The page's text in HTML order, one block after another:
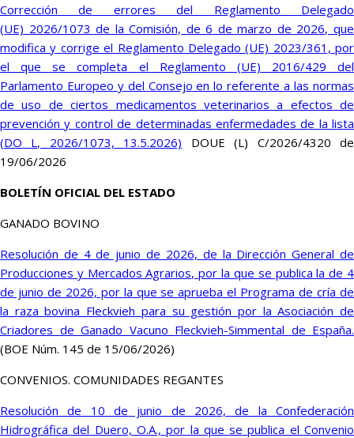
Corrección de errores del Reglamento Delegado
(UE) 2026/1073 de la Comisión, de 6 de marzo de 2026, que
modifica y corrige el Reglamento Delegado (UE) 2023/361, por
el que se completa el Reglamento (UE) 2016/429 del
Parlamento Europeo y del Consejo en lo referente a las normas
de uso de ciertos medicamentos veterinarios a efectos de
prevención y control de determinadas enfermedades de la lista
(DO L, 2026/1073, 13.5.2026) DOUE (L) C/2026/4320 de
19/06/2026
BOLETÍN OFICIAL DEL ESTADO
GANADO BOVINO
Resolución de 4 de junio de 2026, de la Dirección General de
Producciones y Mercados Agrarios, por la que se publica la de 4
de junio de 2026, por la que se aprueba el Programa de cría de
la raza bovina Fleckvieh para su gestión por la Asociación de
Criadores de Ganado Vacuno Fleckvieh-Simmental de España.
(BOE Núm. 145 de 15/06/2026)
CONVENIOS. COMUNIDADES REGANTES
Resolución de 10 de junio de 2026, de la Confederación
Hidrográfica del Duero, O.A., por la que se publica el Convenio